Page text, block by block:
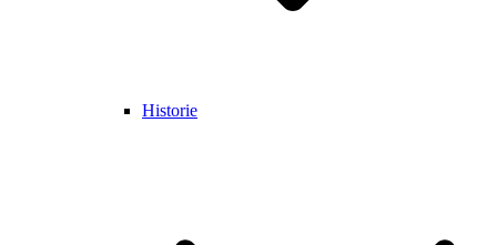
Historie